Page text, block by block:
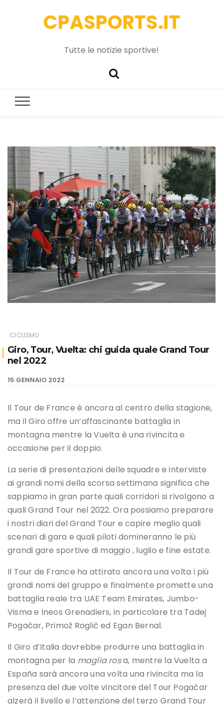
CPASPORTS.IT
Tutte le notizie sportive!
CICLISMO
Giro, Tour, Vuelta: chi guida quale Grand Tour
nel 2022
15 GENNAIO 2022
Il Tour de France è ancora al centro della stagione,
ma il Giro offre un’affascinante battaglia in
montagna mentre la Vuelta è una rivincita e
occasione per il doppio.
La serie di presentazioni delle squadre e interviste
ai grandi nomi della scorsa settimana significa che
sappiamo in gran parte quali corridori si rivolgono a
quali Grand Tour nel 2022. Ora possiamo preparare
i nostri diari del Grand Tour e capire meglio quali
scenari di gara e quali piloti domineranno le più
grandi gare sportive di maggio , luglio e fine estate.
Il Tour de France ha attirato ancora una volta i più
grandi nomi del gruppo e finalmente promette una
battaglia reale tra UAE Team Emirates, Jumbo-
Visma e Ineos Grenadiers, in particolare tra Tadej
Pogačar, Primož Roglič ed Egan Bernal.
Il Giro d’Italia dovrebbe produrre una battaglia in
montagna per la maglia rosa, mentre la Vuelta a
España sarà ancora una volta una rivincita ma la
presenza del due volte vincitore del Tour Pogačar
alzerà il livello e l’attenzione del terzo Grand Tour